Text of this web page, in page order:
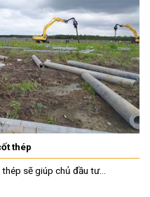
thép
sẽ giúp chủ đầu tư...